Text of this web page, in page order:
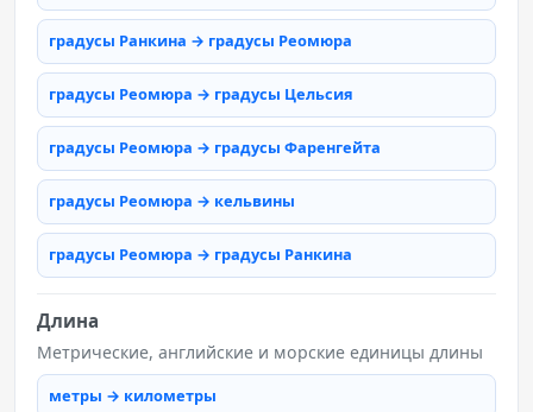
градусы Ранкина → градусы Реомюра
градусы Реомюра → градусы Цельсия
градусы Реомюра → градусы Фаренгейта
градусы Реомюра → кельвины
градусы Реомюра → градусы Ранкина
Длина
Метрические, английские и морские единицы длины
метры → километры